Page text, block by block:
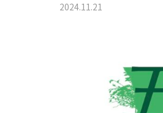
2024.11.21